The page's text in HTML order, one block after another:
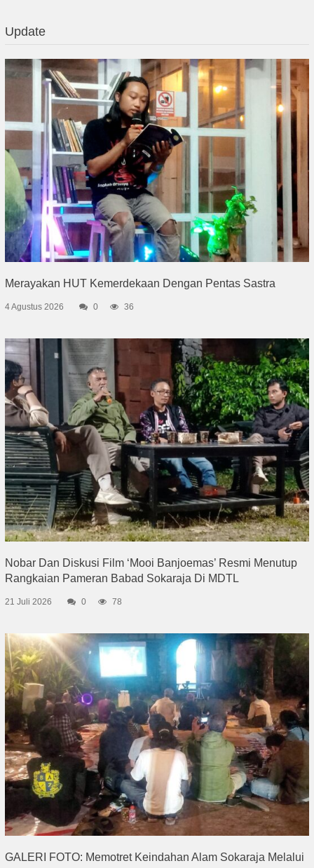
Update
Merayakan HUT Kemerdekaan Dengan Pentas Sastra
4 Agustus 2026 0 36
Nobar Dan Diskusi Film ‘Mooi Banjoemas’ Resmi Menutup
Rangkaian Pameran Babad Sokaraja Di MDTL
21 Juli 2026 0 78
GALERI FOTO: Memotret Keindahan Alam Sokaraja Melalui